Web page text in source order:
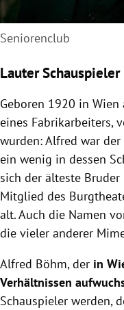
Seniorenclub
Lauter Schauspieler
Geboren 1920 in
eines Fabrikarbeiters,
wurden: Alfred war
ein wenig in dessen
sich der älteste
Mitglied des
alt. Auch die Namen
die vieler anderer
Alfred Böhm, der in
Verhältnissen
Schauspieler werden,